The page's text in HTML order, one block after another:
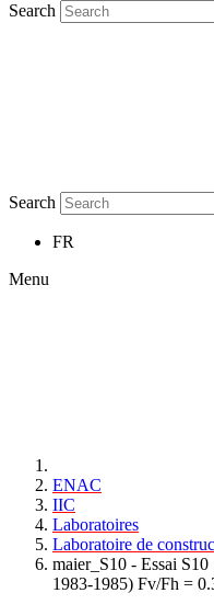
Search
Search
FR
Menu
ENAC
IIC
Laboratoires
Laboratoire de
maier_S10 - Essai
1983-1985) Fv/Fh =